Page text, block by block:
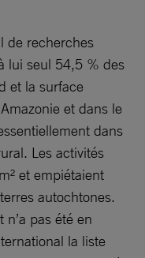
de recherches
lui seul 54,5 % des
et la surface
et dans le
dans
Les activités
et empiétaient
autochtones.
n’a pas été en
la liste